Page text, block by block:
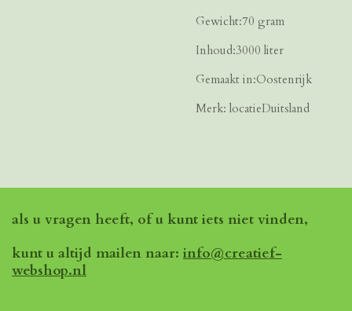
Gewicht:70 gram
Inhoud:3000 liter
Gemaakt in:Oostenrijk
Merk: locatieDuitsland
als u vragen heeft, of u kunt iets niet vinden,
kunt u altijd mailen naar: info@creatief-
webshop.nl